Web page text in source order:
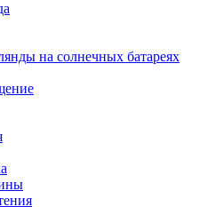
на солнечных батареях